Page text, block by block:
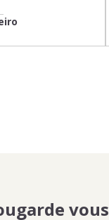
vous